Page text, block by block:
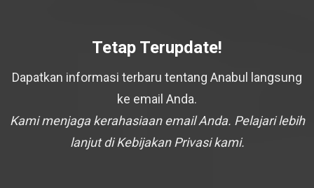
Tetap Terupdate!
Dapatkan informasi terbaru tentang Anabul langsung
ke email Anda.
Kami menjaga kerahasiaan email Anda. Pelajari lebih
lanjut di Kebijakan Privasi kami.